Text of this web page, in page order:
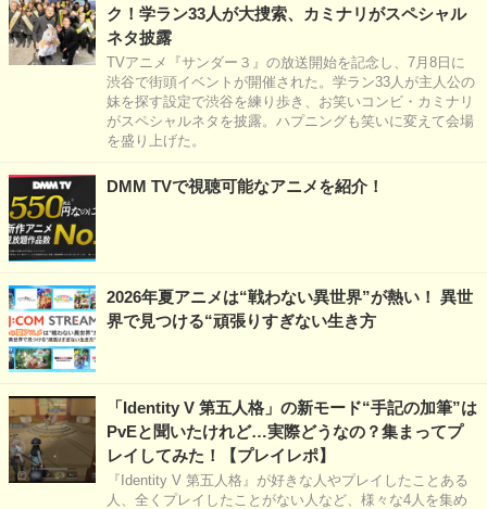
ク！学ラン33人が大捜索、カミナリがスペシャル
ネタ披露
TVアニメ『サンダー３』の放送開始を記念し、7月8日に
渋谷で街頭イベントが開催された。学ラン33人が主人公の
妹を探す設定で渋谷を練り歩き、お笑いコンビ・カミナリ
がスペシャルネタを披露。ハプニングも笑いに変えて会場
を盛り上げた。
DMM TVで視聴可能なアニメを紹介！
2026年夏アニメは“戦わない異世界”が熱い！ 異世
界で見つける“頑張りすぎない生き方
「Identity V 第五人格」の新モード“手記の加筆”は
PvEと聞いたけれど…実際どうなの？集まってプ
レイしてみた！【プレイレポ】
『Identity V 第五人格』が好きな人やプレイしたことある
人、全くプレイしたことがない人など、様々な4人を集め